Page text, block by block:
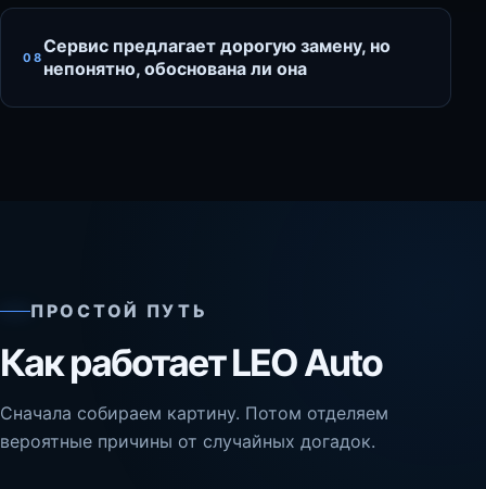
08
Сервис предлагает дорогую замену, но
непонятно, обоснована ли она
ПРОСТОЙ ПУТЬ
Как работает LEO Auto
Сначала собираем картину. Потом отделяем
вероятные причины от случайных догадок.